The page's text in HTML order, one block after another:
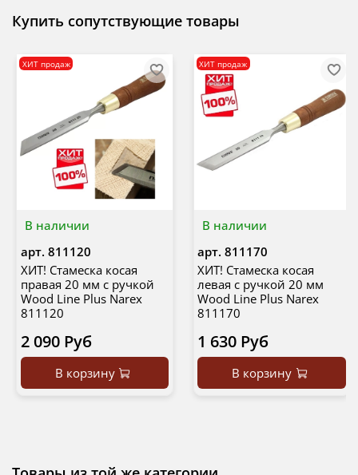
Купить сопутствующие товары
В наличии
ХИТ продаж
арт. 811120
ХИТ! Стамеска косая
правая 20 мм с ручкой
Wood Line Plus Narex
811120
2 090 Руб
В корзину
В наличии
ХИТ продаж
арт. 811170
ХИТ! Стамеска косая
левая с ручкой 20 мм
Wood Line Plus Narex
811170
1 630 Руб
В корзину